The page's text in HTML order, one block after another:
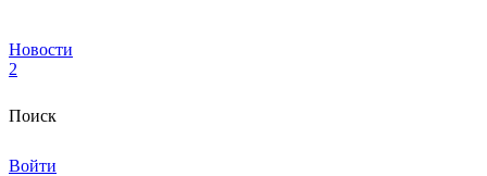
Новости
2
Поиск
Войти